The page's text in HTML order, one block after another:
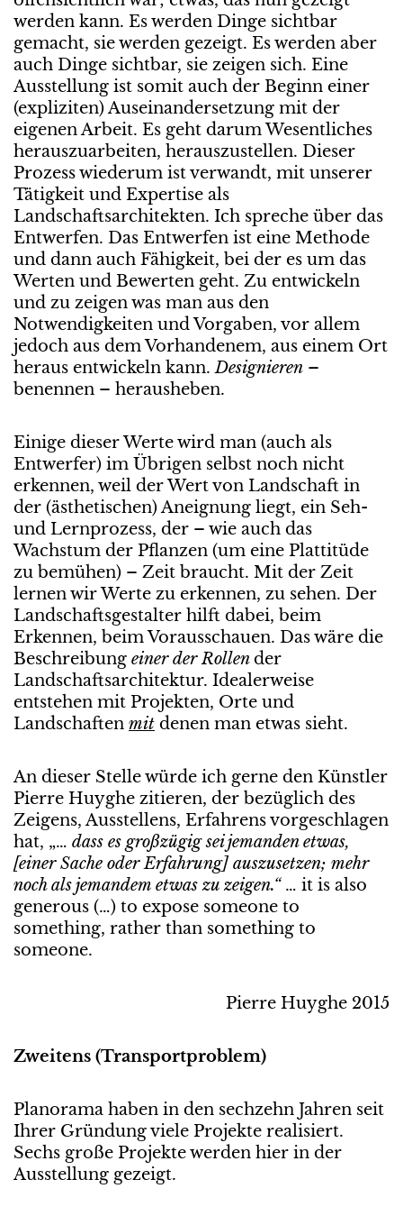
werden kann. Es werden Dinge sichtbar
gemacht, sie werden gezeigt. Es werden aber
auch Dinge sichtbar, sie zeigen sich. Eine
Ausstellung ist somit auch der Beginn einer
(expliziten) Auseinandersetzung mit der
eigenen Arbeit. Es geht darum Wesentliches
herauszuarbeiten, herauszustellen. Dieser
Prozess wiederum ist verwandt, mit unserer
Tätigkeit und Expertise als
Landschaftsarchitekten. Ich spreche über das
Entwerfen. Das Entwerfen ist eine Methode
und dann auch Fähigkeit, bei der es um das
Werten und Bewerten geht. Zu entwickeln
und zu zeigen was man aus den
Notwendigkeiten und Vorgaben, vor allem
jedoch aus dem Vorhandenem, aus einem Ort
heraus entwickeln kann.Designieren –
benennen – herausheben.
Einige dieser Werte wird man (auch als
Entwerfer) im Übrigen selbst noch nicht
erkennen, weil der Wert von Landschaft in
der (ästhetischen) Aneignung liegt, ein Seh-
und Lernprozess, der – wie auch das
Wachstum der Pflanzen (um eine Plattitüde
zu bemühen) – Zeit braucht. Mit der Zeit
lernen wir Werte zu erkennen, zu sehen. Der
Landschaftsgestalter hilft dabei, beim
Erkennen, beim Vorausschauen. Das wäre die
Beschreibung einer der Rollender
Landschaftsarchitektur. Idealerweise
entstehen mit Projekten, Orte und
Landschaften mit denen man etwas sieht.
An dieser Stelle würde ich gerne den Künstler
Pierre Huyghe zitieren, der bezüglich des
Zeigens, Ausstellens, Erfahrens vorgeschlagen
hat, „… dass es großzügig sei jemanden etwas,
[einer Sache oder Erfahrung] auszusetzen; mehr
noch als jemandem etwas zu zeigen.“… it is also
generous (…) to expose someone to
something, rather than something to
someone.
Pierre Huyghe 2015
Zweitens (Transportproblem)
Planorama haben in den sechzehn Jahren seit
Ihrer Gründung viele Projekte realisiert.
Sechs große Projekte werden hier in der
Ausstellung gezeigt.